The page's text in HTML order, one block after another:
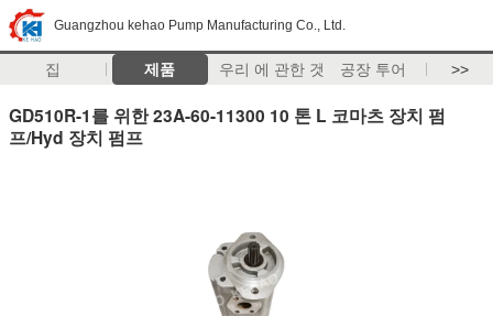
Guangzhou kehao Pump Manufacturing Co., Ltd.
집 제품 우리 에 관한 것 공장 투어 >>
GD510R-1를 위한 23A-60-11300 10 톤 L 코마츠 장치 펌
프/Hyd 장치 펌프